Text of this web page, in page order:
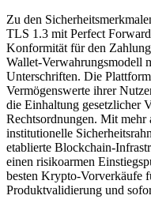
Zu den
TLS 1.3 mit Perfect
Konformität für den
Wallet-Verwahrungsmodell
Unterschriften. Die
Vermögenswerte ihrer
die Einhaltung gesetzlicher
Rechtsordnungen. Mit
institutionelle
etablierte Blockchain-
einen risikoarmen
besten Krypto-Vorverkäufe
Produktvalidierung und